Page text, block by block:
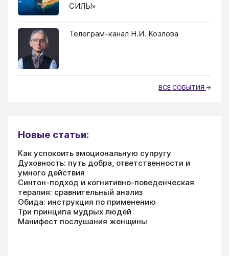
СИЛЫ»
Телеграм-канал Н.И. Козлова
ВСЕ СОБЫТИЯ
Новые статьи:
Как успокоить эмоциональную супругу
Духовность: путь добра, ответственности и
умного действия
Синтон-подход и когнитивно-поведенческая
терапия: сравнительный анализ
Обида: инструкция по применению
Три принципа мудрых людей
Манифест послушания женщины